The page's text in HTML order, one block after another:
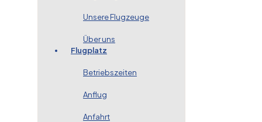
Unsere Flugzeuge
Über uns
Flugplatz
Betriebszeiten
Anflug
Anfahrt